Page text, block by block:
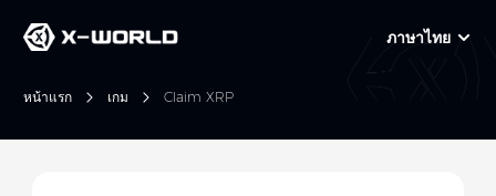
ภาษาไทย
หน้าแรก เกม Claim XRP